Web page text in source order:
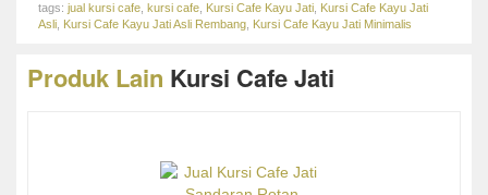
tags: jual kursi cafe kursi cafe Kursi Cafe Kayu Jati
Kursi Cafe Kayu Jati
Asli
Kursi Cafe Kayu Jati Asli Rembang Kursi Cafe Kayu Jati Minimalis
Produk Lain Kursi Cafe Jati